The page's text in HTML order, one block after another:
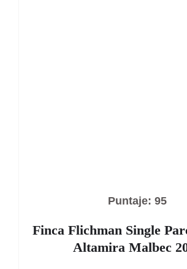
Puntaje: 95
Finca Flichman Single
Altamira Malbec